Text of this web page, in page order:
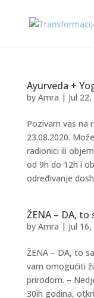
Ayurveda +
by Amra | Jul
Pozivam vas na
23.08.2020.
radionici ili
od 9h do 12h i
određivanje
ŽENA – DA, to
by Amra | Jul
ŽENA – DA, to
vam omogućiti
prirodom. –
30ih godina,